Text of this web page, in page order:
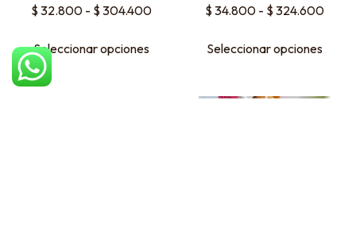
$ 32.800 - $ 304.400
Seleccionar opciones
$ 34.800 - $ 324.600
Seleccionar opciones